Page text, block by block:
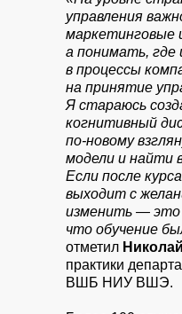
управления
маркетинговые
а понимать, где
в процессы
на принятие
Я стараюсь
когнитивный
по-новому
модели и найти
Если после
выходит с
изменить — это
что обучение
отметил
практики
ВШБ НИУ ВШЭ.